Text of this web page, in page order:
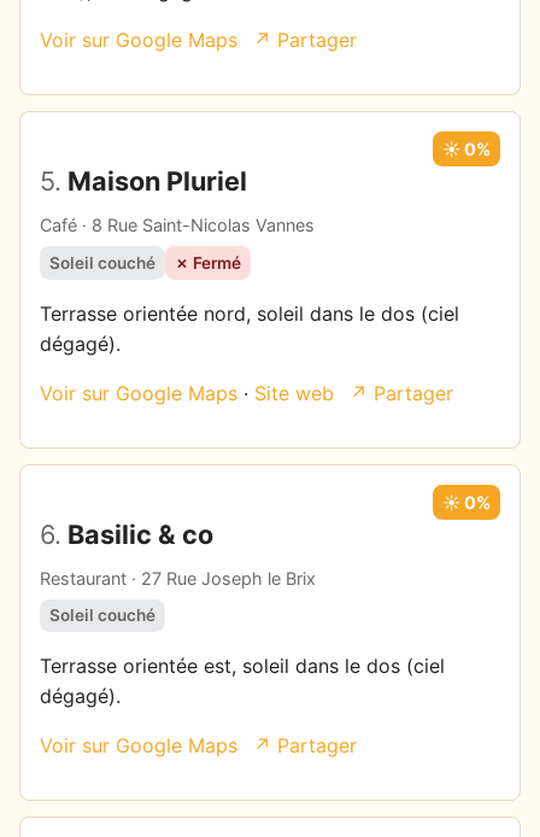
Voir sur Google Maps ↗ Partager
5. Maison Pluriel
Café · 8 Rue Saint-Nicolas Vannes
☀️ 0%
Soleil couché ✗ Fermé
Terrasse orientée nord, soleil dans le dos (ciel
dégagé).
Voir sur Google Maps · Site web ↗ Partager
6. Basilic & co
Restaurant · 27 Rue Joseph le Brix
☀️ 0%
Soleil couché
Terrasse orientée est, soleil dans le dos (ciel
dégagé).
Voir sur Google Maps ↗ Partager